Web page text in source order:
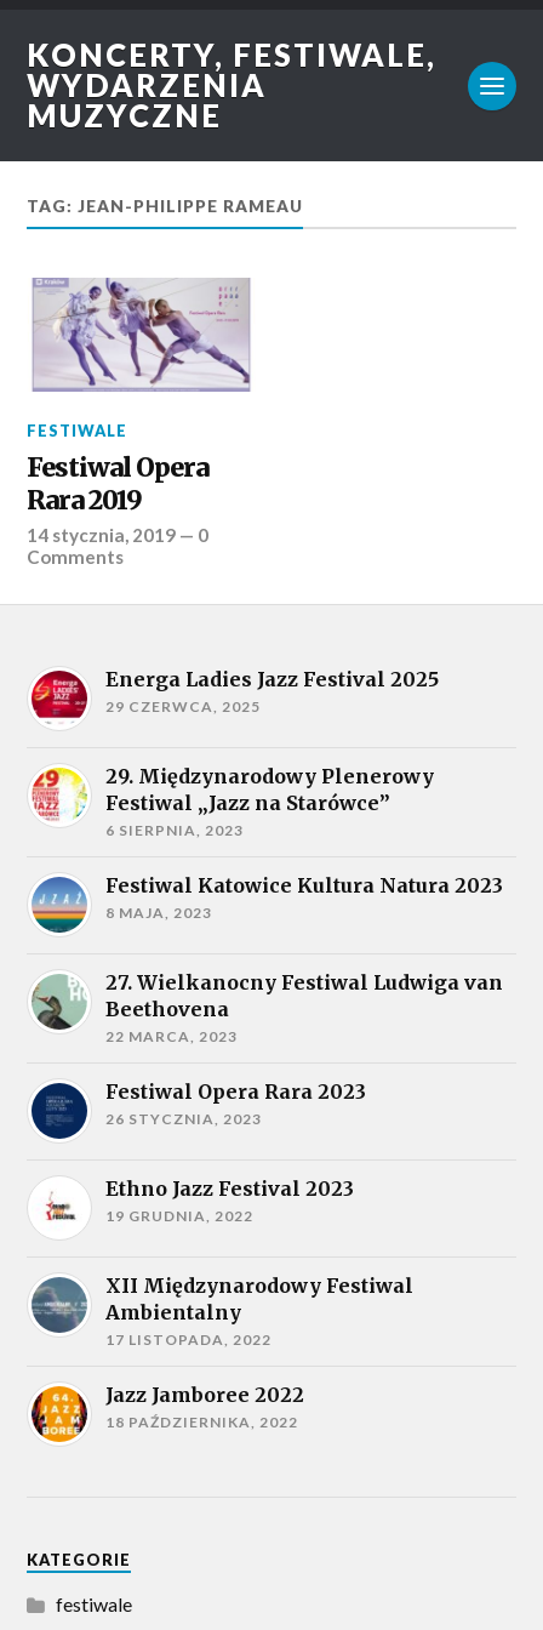
KONCERTY, FESTIWALE,
WYDARZENIA
MUZYCZNE
TAG: JEAN-PHILIPPE RAMEAU
FESTIWALE
Festiwal Opera
Rara 2019
14 stycznia, 2019 — 0
Comments
Energa Ladies Jazz Festival 2025
29 CZERWCA, 2025
29. Międzynarodowy Plenerowy
Festiwal „Jazz na Starówce”
6 SIERPNIA, 2023
Festiwal Katowice Kultura Natura 2023
8 MAJA, 2023
27. Wielkanocny Festiwal Ludwiga van
Beethovena
22 MARCA, 2023
Festiwal Opera Rara 2023
26 STYCZNIA, 2023
Ethno Jazz Festival 2023
19 GRUDNIA, 2022
XII Międzynarodowy Festiwal
Ambientalny
17 LISTOPADA, 2022
Jazz Jamboree 2022
18 PAŹDZIERNIKA, 2022
KATEGORIE
festiwale